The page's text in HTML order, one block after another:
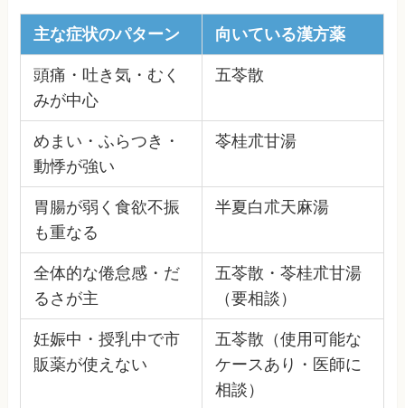
主な症状のパターン 向いている漢方薬
頭痛・吐き気・むく
みが中心
五苓散
めまい・ふらつき・
動悸が強い
苓桂朮甘湯
胃腸が弱く食欲不振
も重なる
半夏白朮天麻湯
全体的な倦怠感・だ
るさが主
五苓散・苓桂朮甘湯
（要相談）
妊娠中・授乳中で市
販薬が使えない
五苓散（使用可能な
ケースあり・医師に
相談）